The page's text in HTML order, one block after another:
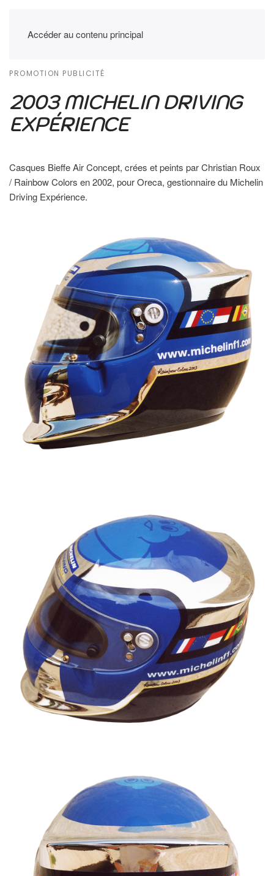
Accéder au contenu principal
PROMOTION PUBLICITÉ
2003 MICHELIN DRIVING
EXPÉRIENCE
Casques Bieffe Air Concept, crées et peints par Christian Roux
/ Rainbow Colors en 2002, pour Oreca, gestionnaire du Michelin
Driving Expérience.